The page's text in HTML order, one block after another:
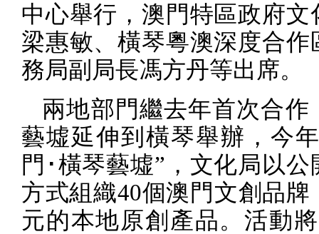
中心舉行，澳門特區政府文
梁惠敏、橫琴粵澳深度合作
務局副局長馮方丹等出席。
兩地部門繼去年首次合作
藝墟延伸到橫琴舉辦，今
門･橫琴藝墟”，文化局以公
方式組織40個澳門文創品牌
元的本地原創產品。活動